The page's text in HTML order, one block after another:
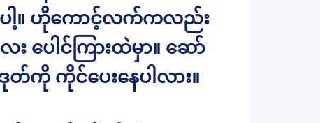
ေါ့။ ဟိုကောင့်လက်ကလည်း
ပေါင်ကြားထဲမှာ။ ဆော်
ကိုင်ပေးနေပါလား။